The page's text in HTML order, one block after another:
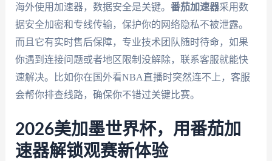
海外使用加速器，数据安全是关键。 番茄加速器采用数
据安全加密和专线传输，保护你的网络隐私不被泄露。
而且它有实时售后保障，专业技术团队随时待命，如果
你遇到连接问题或者地区限制没解除，联系客服就能快
速解决。比如你在国外看NBA直播时突然连不上，客服
会帮你排查线路，确保你不错过关键比赛。
2026美加墨世界杯，用番茄加
速器解锁观赛新体验